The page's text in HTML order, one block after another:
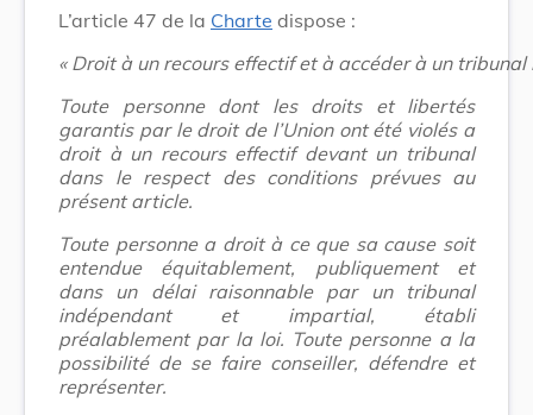
L’article 47 de la Charte dispose :
« Droit à un recours effectif et à accéder à un
Toute personne dont les droits et libertés
garantis par le droit de l’Union ont été violés a
droit à un recours effectif devant un tribunal
dans le respect des conditions prévues au
présent article.
Toute personne a droit à ce que sa cause soit
entendue équitablement, publiquement et
dans un délai raisonnable par un tribunal
indépendant et impartial, établi
préalablement par la loi. Toute personne a la
possibilité de se faire conseiller, défendre et
représenter.